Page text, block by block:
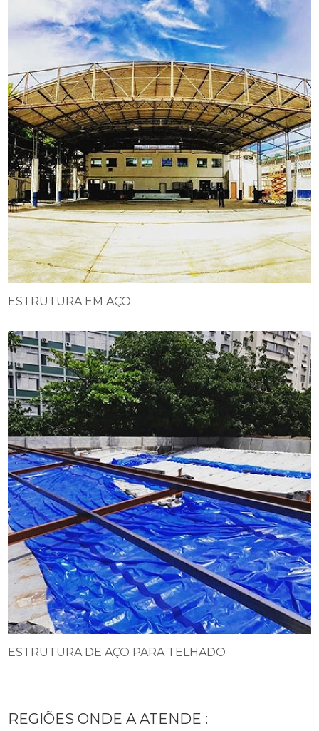
ESTRUTURA EM AÇO
ESTRUTURA DE AÇO PARA TELHADO
REGIÕES ONDE A ATENDE :